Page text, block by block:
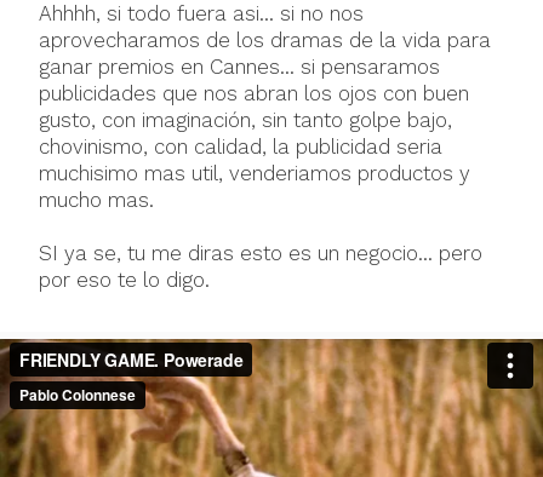
Ahhhh, si todo fuera asi... si no nos
aprovecharamos de los dramas de la vida para
ganar premios en Cannes... si pensaramos
publicidades que nos abran los ojos con buen
gusto, con imaginación, sin tanto golpe bajo,
chovinismo, con calidad, la publicidad seria
muchisimo mas util, venderiamos productos y
mucho mas.
SI ya se, tu me diras esto es un negocio... pero
por eso te lo digo.